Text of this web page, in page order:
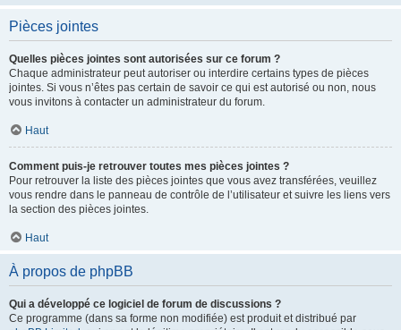
Pièces jointes
Quelles pièces jointes sont autorisées sur ce forum ?
Chaque administrateur peut autoriser ou interdire certains types de pièces
jointes. Si vous n’êtes pas certain de savoir ce qui est autorisé ou non, nous
vous invitons à contacter un administrateur du forum.
Haut
Comment puis-je retrouver toutes mes pièces jointes ?
Pour retrouver la liste des pièces jointes que vous avez transférées, veuillez
vous rendre dans le panneau de contrôle de l’utilisateur et suivre les liens vers
la section des pièces jointes.
Haut
À propos de phpBB
Qui a développé ce logiciel de forum de discussions ?
Ce programme (dans sa forme non modifiée) est produit et distribué par